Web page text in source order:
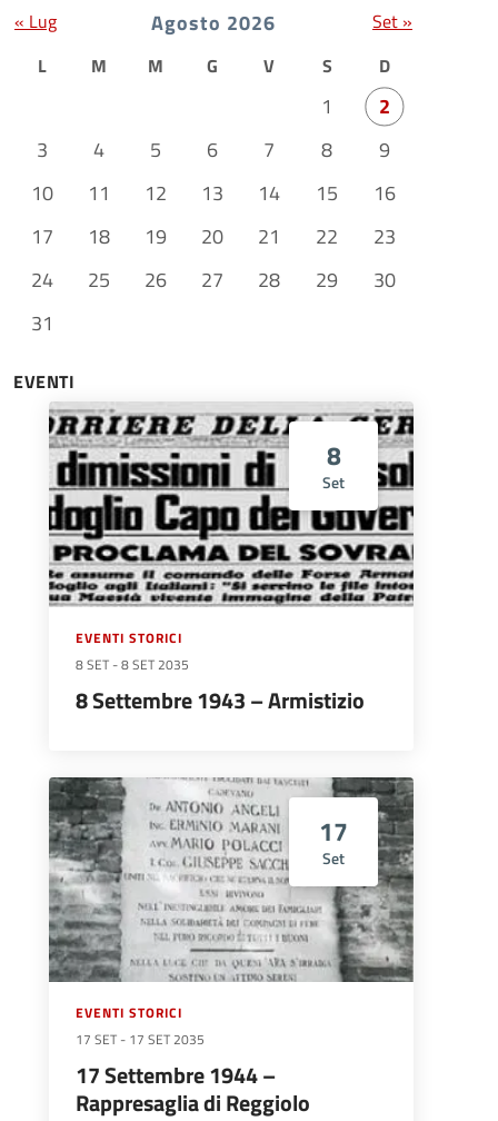
Agosto 2026
L M M G V S D
1
2
3
4 5 6 7 8
9
10
11 12 13 14 15
16
17
18 19 20 21 22
23
24
25 26 27 28 29
30
31
« Lug Set »
EVENTI
8
Set
EVENTI STORICI
8 SET -8 SET 2035
8 Settembre 1943 – Armistizio
17
Set
EVENTI STORICI
17 SET - 17 SET 2035
17 Settembre 1944 –
Rappresaglia di Reggiolo